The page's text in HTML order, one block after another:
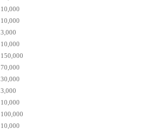
10,000
10,000
3,000
10,000
150,000
70,000
30,000
3,000
10,000
100,000
10,000